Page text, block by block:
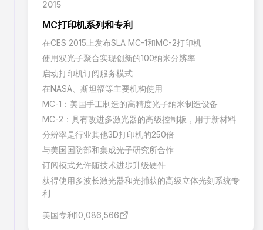
2015
MC打印机系列和专利
在CES 2015上发布SLA MC-1和MC-2打印机
使用双光子聚合实现创新的100纳米分辨率
启动打印机订阅服务模式
在NASA、斯坦福等主要机构使用
MC-1：美国手工制造的高精度光子纳米制造设备
MC-2：具有改进多激光器的高级控制板，用于新材料
分辨率是行业其他3D打印机的250倍
与美国国防部和集成光子研究所合作
订阅模式允许随技术进步升级硬件
获得使用多波长激光器和光捕获的高级立体光刻系统专
利
美国专利10,086,566